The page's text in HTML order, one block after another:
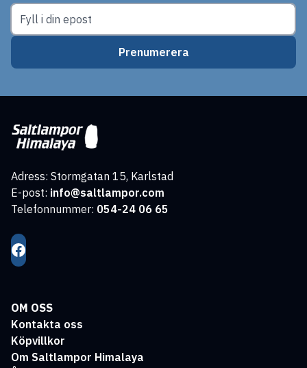
Prenumerera
Adress: Stormgatan 15, Karlstad
E-post: info@saltlampor.com
Telefonnummer: 054-24 06 65
OM OSS
Kontakta oss
Köpvillkor
Om Saltlampor Himalaya